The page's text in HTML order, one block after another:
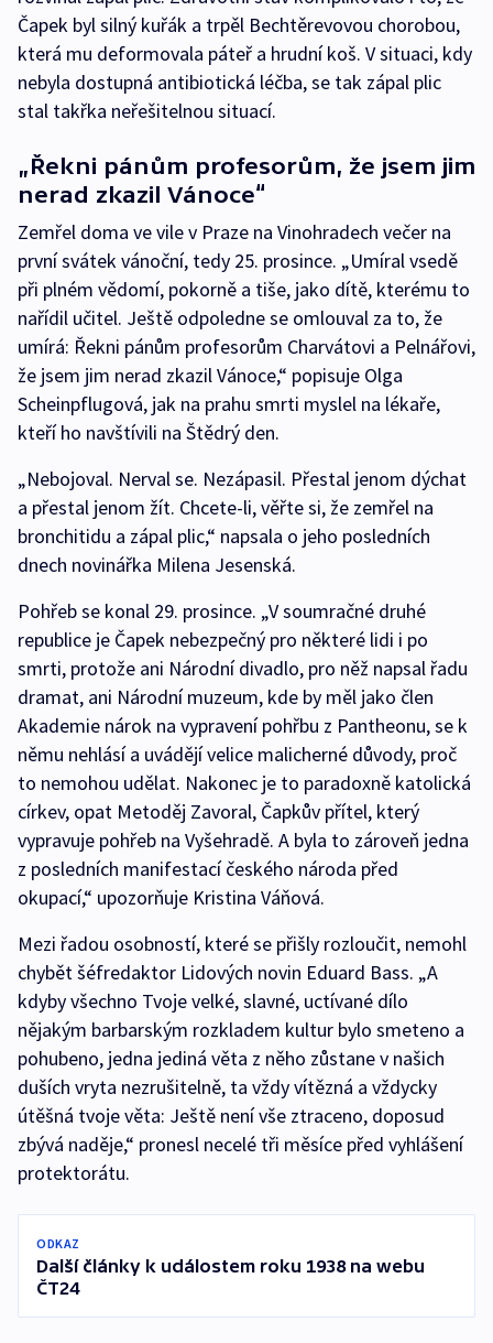
Čapek byl silný kuřák a trpěl Bechtěrevovou chorobou,
která mu deformovala páteř a hrudní koš. V situaci, kdy
nebyla dostupná antibiotická léčba, se tak zápal plic
stal takřka neřešitelnou situací.
„Řekni pánům profesorům, že jsem jim
nerad zkazil Vánoce“
Zemřel doma ve vile v Praze na Vinohradech večer na
první svátek vánoční, tedy 25. prosince. „Umíral vsedě
při plném vědomí, pokorně a tiše, jako dítě, kterému to
nařídil učitel. Ještě odpoledne se omlouval za to, že
umírá: Řekni pánům profesorům Charvátovi a Pelnářovi,
že jsem jim nerad zkazil Vánoce,“ popisuje Olga
Scheinpflugová, jak na prahu smrti myslel na lékaře,
kteří ho navštívili na Štědrý den.
„Nebojoval. Nerval se. Nezápasil. Přestal jenom dýchat
a přestal jenom žít. Chcete-li, věřte si, že zemřel na
bronchitidu a zápal plic,“ napsala o jeho posledních
dnech novinářka Milena Jesenská.
Pohřeb se konal 29. prosince. „V soumračné druhé
republice je Čapek nebezpečný pro některé lidi i po
smrti, protože ani Národní divadlo, pro něž napsal řadu
dramat, ani Národní muzeum, kde by měl jako člen
Akademie nárok na vypravení pohřbu z Pantheonu, se k
němu nehlásí a uvádějí velice malicherné důvody, proč
to nemohou udělat. Nakonec je to paradoxně katolická
církev, opat Metoděj Zavoral, Čapkův přítel, který
vypravuje pohřeb na Vyšehradě. A byla to zároveň jedna
z posledních manifestací českého národa před
okupací,“ upozorňuje Kristina Váňová.
Mezi řadou osobností, které se přišly rozloučit, nemohl
chybět šéfredaktor Lidových novin Eduard Bass. „A
kdyby všechno Tvoje velké, slavné, uctívané dílo
nějakým barbarským rozkladem kultur bylo smeteno a
pohubeno, jedna jediná věta z něho zůstane v našich
duších vryta nezrušitelně, ta vždy vítězná a vždycky
útěšná tvoje věta: Ještě není vše ztraceno, doposud
zbývá naděje,“ pronesl necelé tři měsíce před vyhlášení
protektorátu.
ODKAZ
Další články k událostem roku 1938 na webu
ČT24